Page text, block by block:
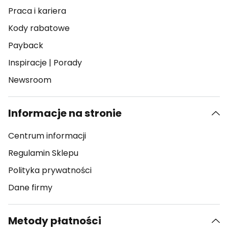
Praca i kariera
Kody rabatowe
Payback
Inspiracje | Porady
Newsroom
Informacje na stronie
Centrum informacji
Regulamin Sklepu
Polityka prywatności
Dane firmy
Metody płatności